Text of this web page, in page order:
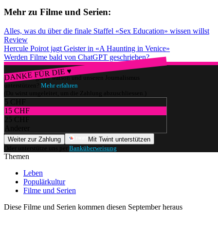
Mehr zu Filme und Serien:
Alles, was du über die finale Staffel «Sex Education» wissen willst
Review
Hercule Poirot jagt Geister in «A Haunting in Venice»
Werden Filme bald von ChatGPT geschrieben?
DANKE FÜR DIE ♥
Würdest du gerne watson und unseren Journalismus
unterstützen? Mehr erfahren
(Du wirst umgeleitet, um die Zahlung abzuschliessen.)
5 CHF
15 CHF
25 CHF
Anderer
Weiter zur Zahlung
Mit Twint unterstützen
Oder unterstütze uns per Banküberweisung
Themen
Leben
Populärkultur
Filme und Serien
Diese Filme und Serien kommen diesen September heraus